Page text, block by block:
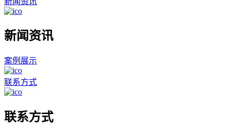
新闻资讯
案例展示
联系方式
联系方式